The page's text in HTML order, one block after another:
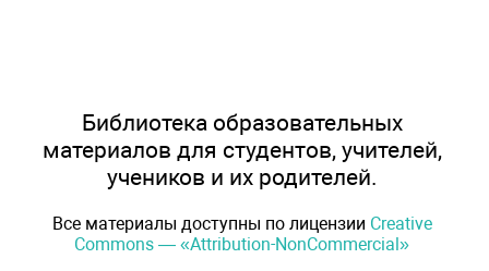
Библиотека образовательных
материалов для студентов, учителей,
учеников и их родителей.
Все материалы доступны по лицензии Creative
Commons — «Attribution-NonCommercial»